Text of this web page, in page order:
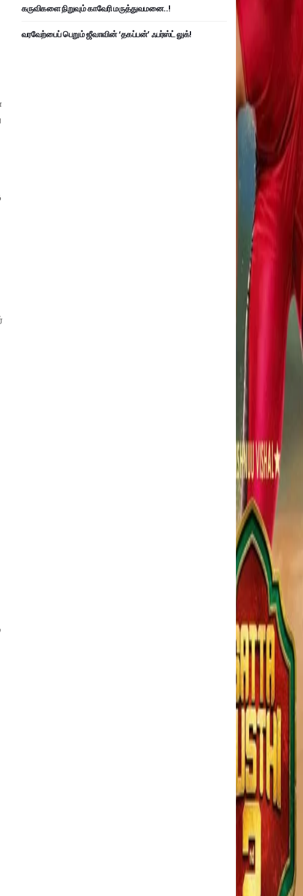
கருவிகளை நிறுவும் காவேரி மருத்துவமனை..!
வரவேற்பைப் பெறும் ஜீவாவின் ‘தகப்பன்’ ஃபர்ஸ்ட் லுக்!